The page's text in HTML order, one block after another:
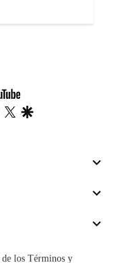
youtube-
footer
facebook
twitter
los Términos y